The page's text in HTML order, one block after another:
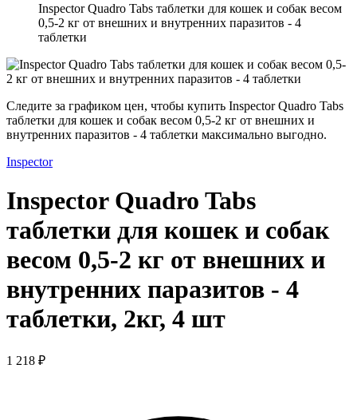
Inspector Quadro Tabs таблетки для кошек и собак весом
0,5-2 кг от внешних и внутренних паразитов - 4
таблетки
Следите за графиком цен, чтобы купить Inspector Quadro Tabs
таблетки для кошек и собак весом 0,5-2 кг от внешних и
внутренних паразитов - 4 таблетки максимально выгодно.
Inspector
Inspector Quadro Tabs
таблетки для кошек и собак
весом 0,5-2 кг от внешних и
внутренних паразитов - 4
таблетки, 2кг, 4 шт
1 218 ₽